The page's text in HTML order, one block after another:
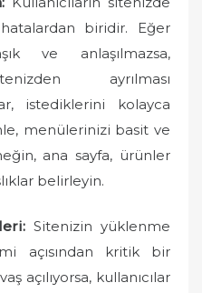
biridir. Eğer
ve anlaşılmazsa,
ayrılması
istediklerini kolayca
menülerinizi basit ve
ana sayfa, ürünler
belirleyin.
Sitenizin yüklenme
açısından kritik bir
açılıyorsa, kullanıcılar